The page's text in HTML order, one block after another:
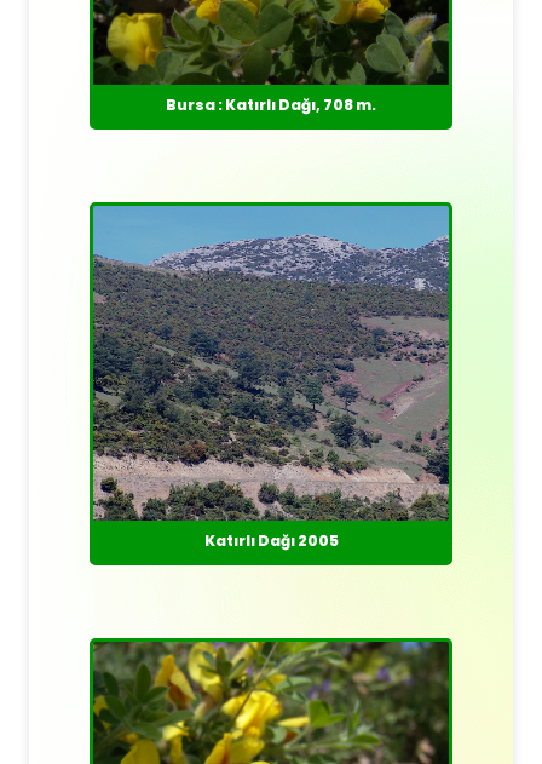
Bursa : Katırlı Dağı, 708 m.
Katırlı Dağı 2005